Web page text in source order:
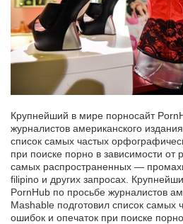
Крупнейший в мире порносайт
журналистов американского
список самых частых
при поиске порно в зависимости
самых распространенных —
filipino и других запросах.
PornHub по просьбе журналистов
Mashable подготовил список самых
ошибок и опечаток при поиске